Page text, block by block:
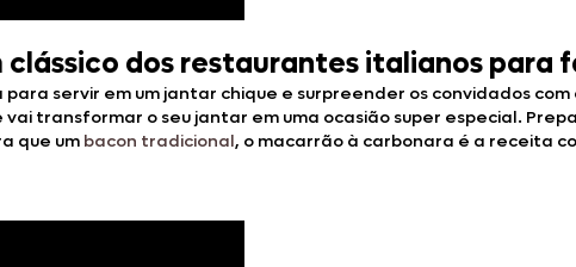
dos restaurantes italianos para
servir em um jantar chique e surpreender os convidados
transformar o seu jantar em uma ocasião super especial.
que um bacon tradicional, o macarrão à carbonara é a receita